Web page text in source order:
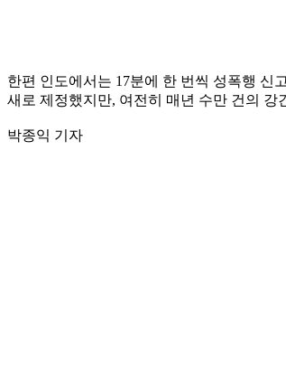
한편 인도에서는 17분에 한 번씩 성폭행 신
새로 제정했지만, 여전히 매년 수만 건의 강
박종익 기자